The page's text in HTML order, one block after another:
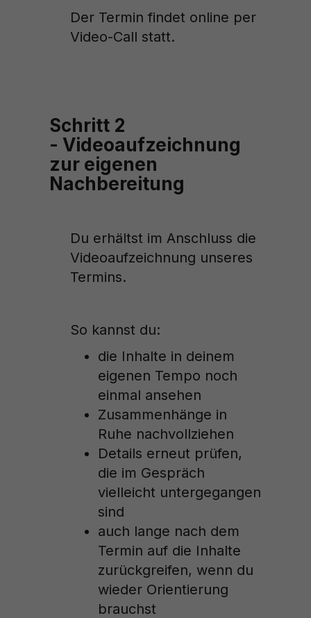
Der Termin findet online per
Video-Call statt.
Schritt 2
- Videoaufzeichnung
zur eigenen
Nachbereitung
Du erhältst im Anschluss die
Videoaufzeichnung unseres
Termins.
So kannst du:
die Inhalte in deinem
eigenen Tempo noch
einmal ansehen
Zusammenhänge in
Ruhe nachvollziehen
Details erneut prüfen,
die im Gespräch
vielleicht untergegangen
sind
auch lange nach dem
Termin auf die Inhalte
zurückgreifen, wenn du
wieder Orientierung
brauchst